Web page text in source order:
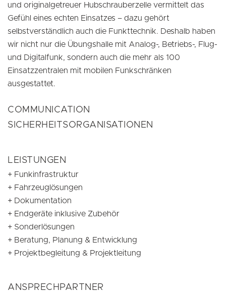
und originalgetreuer Hubschrauberzelle vermittelt das
Gefühl eines echten Einsatzes – dazu gehört
selbstverständlich auch die Funkttechnik. Deshalb haben
wir nicht nur die Übungshalle mit Analog-, Betriebs-, Flug-
und Digitalfunk, sondern auch die mehr als 100
Einsatzzentralen mit mobilen Funkschränken
ausgestattet.
COMMUNICATION
SICHERHEITSORGANISATIONEN
LEISTUNGEN
Funkinfrastruktur
Fahrzeuglösungen
Dokumentation
Endgeräte inklusive Zubehör
Sonderlösungen
Beratung, Planung & Entwicklung
Projektbegleitung & Projektleitung
ANSPRECHPARTNER